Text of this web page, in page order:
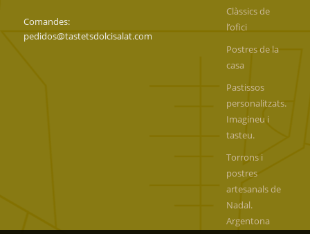
Comandes:
pedidos@tastetsdolcisalat.com
Clàssics de
l’ofici
Postres de la
casa
Pastissos
personalitzats.
Imagineu i
tasteu.
Torrons i
postres
artesanals de
Nadal.
Argentona